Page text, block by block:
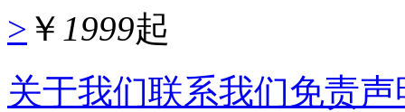
> ￥ 1999起
关于我们联系我们免责声